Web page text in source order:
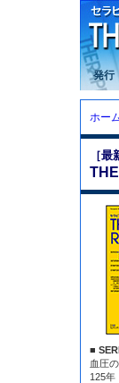
発行
ホー
［最
■
血圧
125年